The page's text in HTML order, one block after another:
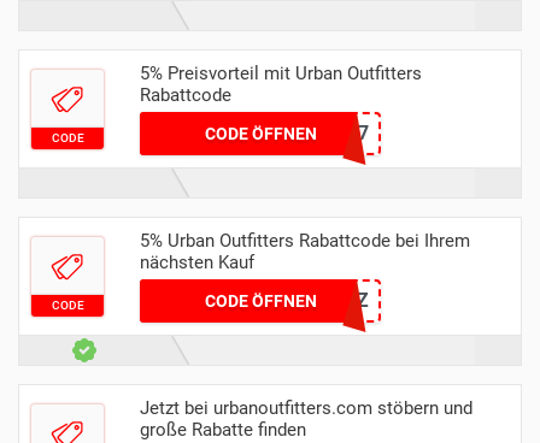
CODE
5% Preisvorteil mit Urban Outfitters
Rabattcode
CODE ÖFFNEN
MBVAPE5SB7
CODE
5% Urban Outfitters Rabattcode bei Ihrem
nächsten Kauf
CODE ÖFFNEN
MHRCBVJT5Z
Jetzt bei urbanoutfitters.com stöbern und
große Rabatte finden